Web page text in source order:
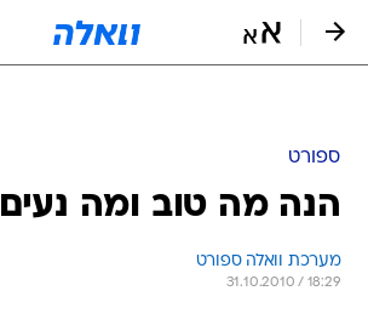
ספורט
הנה מה טוב ומה נעים
מערכת וואלה ספורט
31.10.2010 / 18:29